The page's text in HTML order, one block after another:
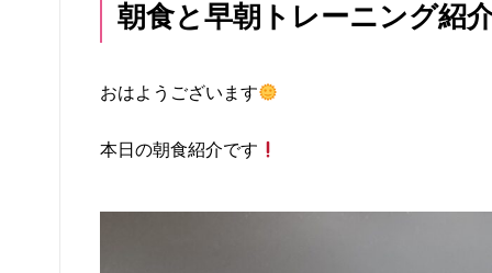
朝食と早朝トレーニング紹
おはようございます
本日の朝食紹介です